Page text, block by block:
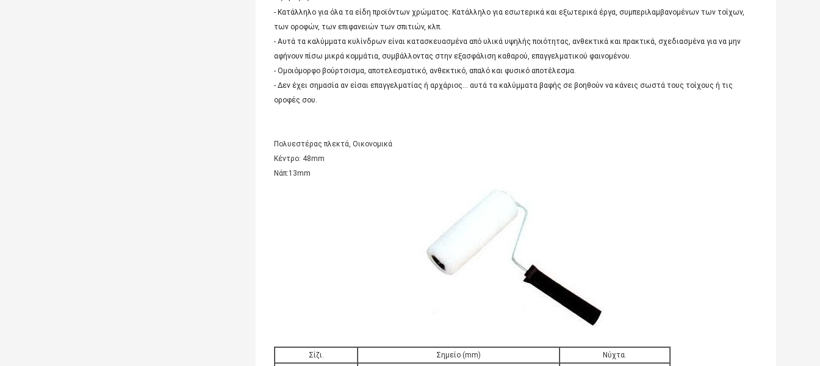
- Κατάλληλο για όλα τα είδη προϊόντων χρώματος. Κατάλληλο για εσωτερικά και εξωτερικά έργα, συμπεριλαμβανομένων των τοίχων,
των οροφών, των επιφανειών των σπιτιών, κλπ.
- Αυτά τα καλύμματα κυλίνδρων είναι κατασκευασμένα από υλικά υψηλής ποιότητας, ανθεκτικά και πρακτικά, σχεδιασμένα για να μην
αφήνουν πίσω μικρά κομμάτια, συμβάλλοντας στην εξασφάλιση καθαρού, επαγγελματικού φαινομένου.
- Ομοιόμορφο βούρτσισμα, αποτελεσματικό, ανθεκτικό, απαλό και φυσικό αποτέλεσμα.
- Δεν έχει σημασία αν είσαι επαγγελματίας ή αρχάριος... αυτά τα καλύμματα βαφής σε βοηθούν να κάνεις σωστά τους τοίχους ή τις
οροφές σου.
Πολυεστέρας πλεκτά, Οικονομικά
Κέντρο: 48mm
Νάπ:13mm
Σίζι. Σημείο (mm)
Νύχτα.